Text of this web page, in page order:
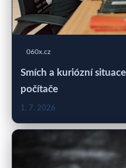
060x.cz
Smích a kuriózní
počítače
1. 7. 2026